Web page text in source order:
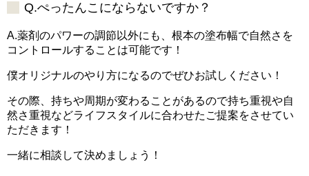
Q.ぺったんこにならないですか？
A.薬剤のパワーの調節以外にも、根本の塗布幅で自然さを
コントロールすることは可能です！
僕オリジナルのやり方になるのでぜひお試しください！
その際、持ちや周期が変わることがあるので持ち重視や自
然さ重視などライフスタイルに合わせたご提案をさせてい
ただきます！
一緒に相談して決めましょう！